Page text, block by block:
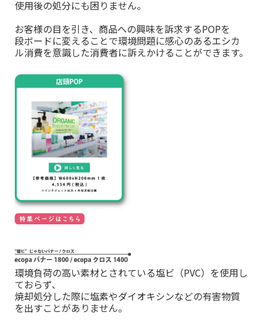
使用後の処分にも困りません。
お客様の目を引き、商品への興味を訴求するPOPを
段ボードに変えることで環境問題に感心のあるエシカ
ル消費を意識した消費者に訴えかけることができます。
環境負荷の高い素材とされている塩ビ（PVC）を使用し
ておらず、
焼却処分した際に塩素やダイオキシンなどの有害物質
を出すことがありません。